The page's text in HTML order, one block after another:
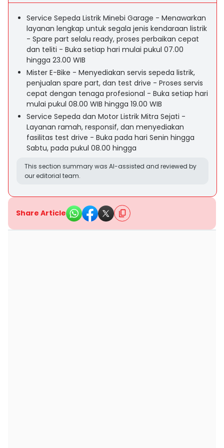
Service Sepeda Listrik Minebi Garage - Menawarkan
layanan lengkap untuk segala jenis kendaraan listrik
- Spare part selalu ready, proses perbaikan cepat
dan teliti - Buka setiap hari mulai pukul 07.00
hingga 23.00 WIB
Mister E-Bike - Menyediakan servis sepeda listrik,
penjualan spare part, dan test drive - Proses servis
cepat dengan tenaga profesional - Buka setiap hari
mulai pukul 08.00 WIB hingga 19.00 WIB
Service Sepeda dan Motor Listrik Mitra Sejati -
Layanan ramah, responsif, dan menyediakan
fasilitas test drive - Buka pada hari Senin hingga
Sabtu, pada pukul 08.00 hingga
This section summary was AI-assisted and reviewed by
our editorial team.
Share Article